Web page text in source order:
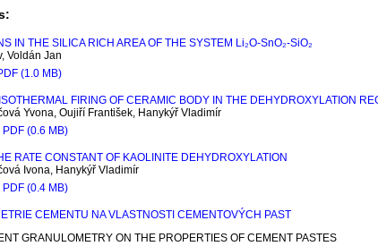
IN THE SILICA RICH AREA OF THE SYSTEM Li₂O-SnO₂-SiO₂
Voldán Jan
(1.0 MB)
FIRING OF CERAMIC BODY IN THE DEHYDROXYLATION
Yvona, Oujiří František, Hanykýř Vladimír
PDF (0.6 MB)
RATE CONSTANT OF KAOLINITE DEHYDROXYLATION
Ivona, Hanykýř Vladimír
PDF (0.4 MB)
CEMENTU NA VLASTNOSTI CEMENTOVÝCH PAST
GRANULOMETRY ON THE PROPERTIES OF CEMENT PASTES